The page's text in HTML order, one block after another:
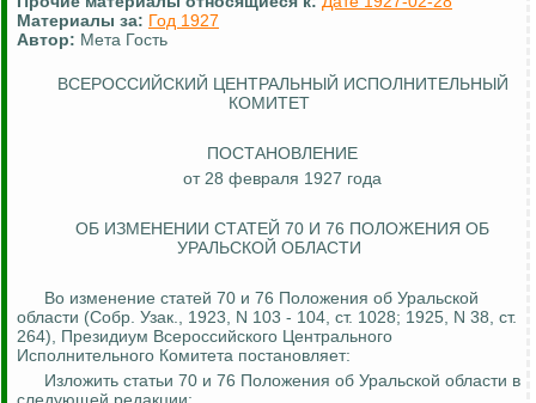
Материалы за: Год 1927
Автор: Мета Гость
ВСЕРОССИЙСКИЙ ЦЕНТРАЛЬНЫЙ ИСПОЛНИТЕЛЬНЫЙ
КОМИТЕТ
ПОСТАНОВЛЕНИЕ
от 28 февраля 1927 года
ОБ ИЗМЕНЕНИИ СТАТЕЙ 70 И 76 ПОЛОЖЕНИЯ ОБ
УРАЛЬСКОЙ ОБЛАСТИ
Во изменение статей 70 и 76 Положения об Уральской
области (Собр. Узак., 1923, N 103 - 104, ст. 1028; 1925, N 38, ст.
264), Президиум Всероссийского Центрального
Исполнительного Комитета постановляет:
Изложить статьи 70 и 76 Положения об Уральской области в